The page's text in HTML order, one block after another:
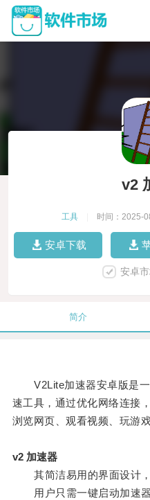
v2
工具 时间：2025-
安卓下载
安卓
简介
V2Lite加速器安卓版是一
速工具，通过优化网络连接
浏览网页、观看视频、玩游
v2 加速器
其简洁易用的界面设计，
用户只需一键启动加速器